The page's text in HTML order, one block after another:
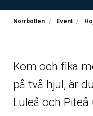
Norrbotten Event
Kom och fika
på två hjul, är
Luleå och Piteå